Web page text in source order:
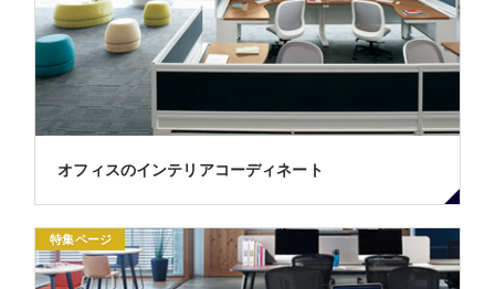
オフィスのインテリアコーディネート
特集ページ